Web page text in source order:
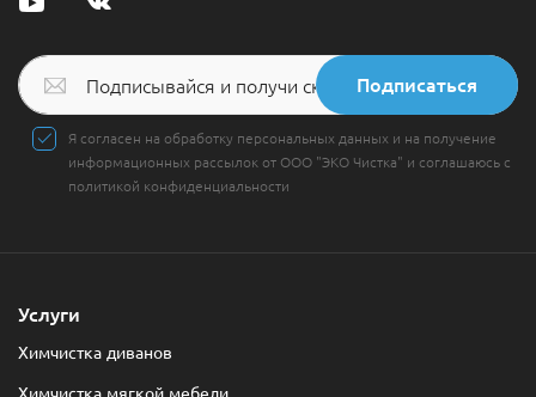
Я согласен на обработку персональных данных и на получение
информационных рассылок от ООО "ЭКО Чистка" и соглашаюсь с
политикой конфиденциальности
Подписаться
Услуги
Химчистка диванов
Химчистка мягкой мебели